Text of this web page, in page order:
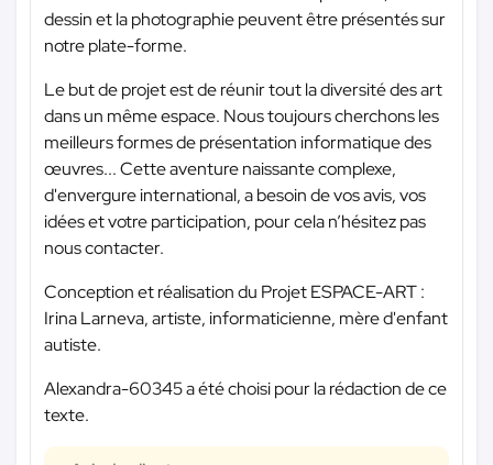
dessin et la photographie peuvent être présentés sur
notre plate-forme.
Le but de projet est de réunir tout la diversité des art
dans un même espace. Nous toujours cherchons les
meilleurs formes de présentation informatique des
œuvres... Cette aventure naissante complexe,
d'envergure international, a besoin de vos avis, vos
idées et votre participation, pour cela n’hésitez pas
nous contacter.
Conception et réalisation du Projet ESPACE-ART :
Irina Larneva, artiste, informaticienne, mère d'enfant
autiste.
Alexandra-60345 a été choisi pour la rédaction de ce
texte.